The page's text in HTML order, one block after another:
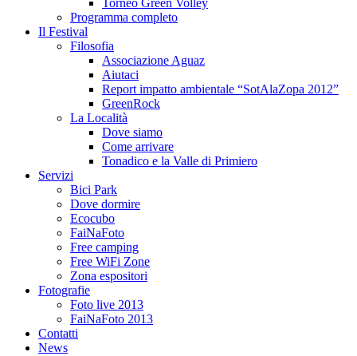
Torneo Green Volley
Programma completo
Il Festival
Filosofia
Associazione Aguaz
Aiutaci
Report impatto ambientale “SotAlaZopa 2012”
GreenRock
La Località
Dove siamo
Come arrivare
Tonadico e la Valle di Primiero
Servizi
Bici Park
Dove dormire
Ecocubo
FaiNaFoto
Free camping
Free WiFi Zone
Zona espositori
Fotografie
Foto live 2013
FaiNaFoto 2013
Contatti
News